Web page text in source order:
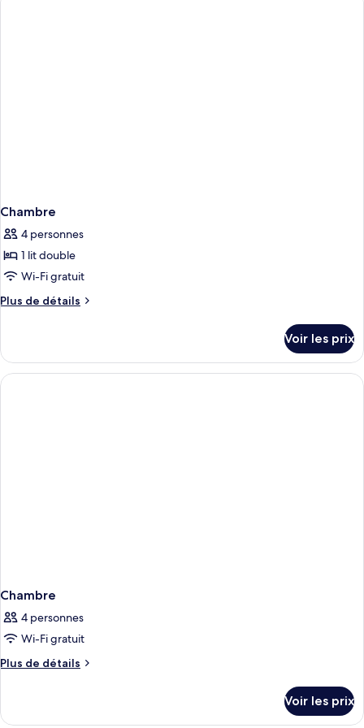
de
Chambre
4 personnes
1 lit double
Wi-Fi gratuit
Plus de détails
Plus
le
type
de
Voir les prix
Chambre
4 personnes
Wi-Fi gratuit
Plus de détails
Plus
le
Voir les prix